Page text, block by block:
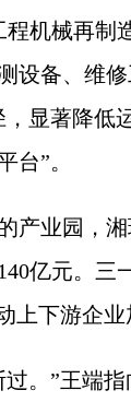
机械再制
设备、维
显著降低
台”。
业园，湘
亿元。三
上下游企业
。”王端指